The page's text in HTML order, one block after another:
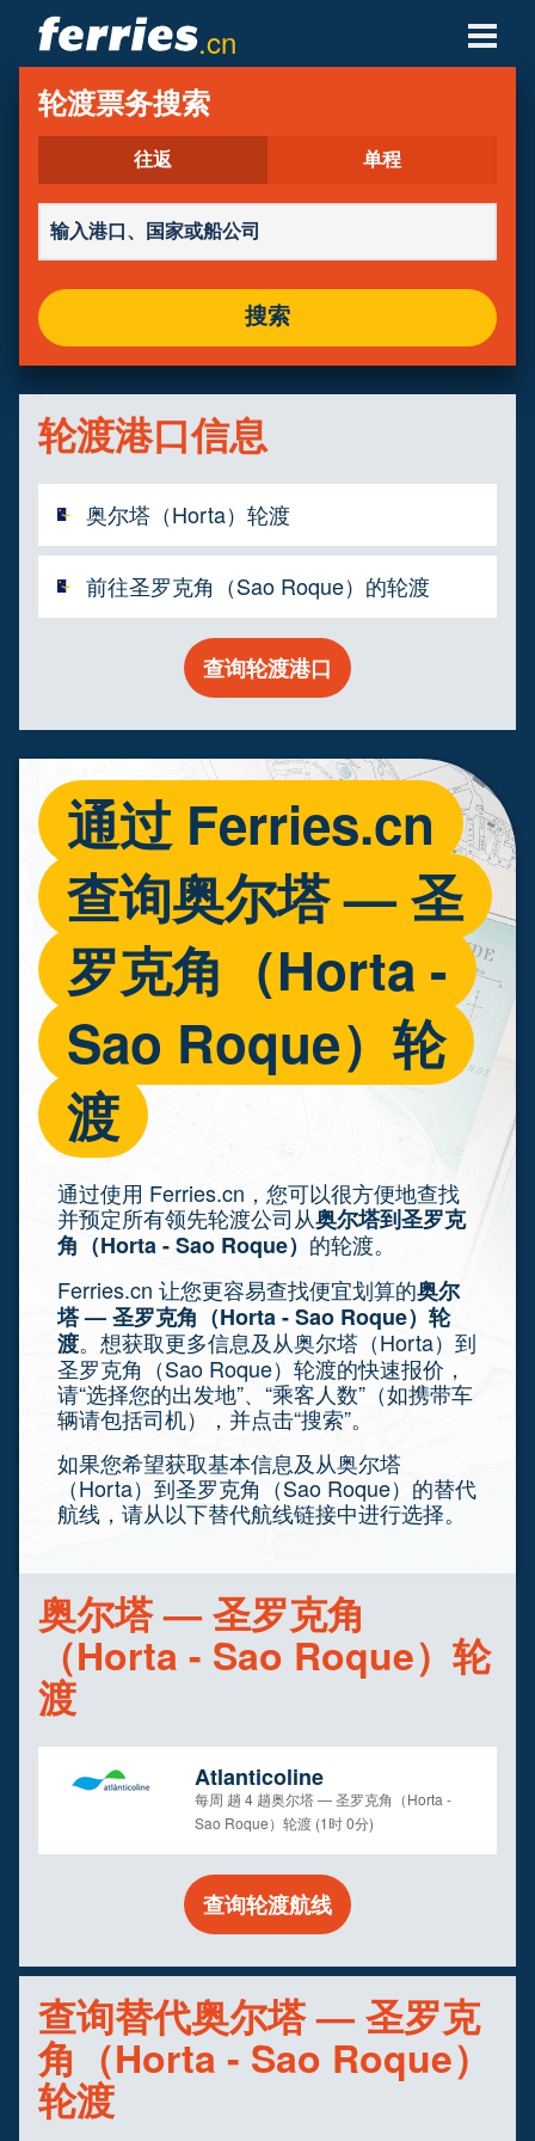
.cn
轮渡公司
轮渡目的地
轮渡航线
轮渡港口
管理预定
轮渡票务搜索
往返 单程
搜索
轮渡港口信息
奥尔塔（Horta）轮渡
前往圣罗克角（Sao Roque）的轮渡
查询轮渡港口
通过 Ferries.cn
查询奥尔塔 — 圣
罗克角（Horta -
Sao Roque）轮
渡
通过使用 Ferries.cn，您可以很方便地查找
并预定所有领先轮渡公司从奥尔塔到圣罗克
角（Horta - Sao Roque） 的轮渡。
Ferries.cn 让您更容易查找便宜划算的奥尔
塔 — 圣罗克角（Horta - Sao Roque）轮
渡。想获取更多信息及从奥尔塔（Horta）到
圣罗克角（Sao Roque）轮渡的快速报价，
请“选择您的出发地”、“乘客人数”（如携带车
辆请包括司机），并点击“搜索”。
如果您希望获取基本信息及从奥尔塔
（Horta）到圣罗克角（Sao Roque）的替代
航线，请从以下替代航线链接中进行选择。
奥尔塔 — 圣罗克角
（Horta - Sao Roque）轮
渡
Atlanticoline
每周 趟 4 趟奥尔塔 — 圣罗克角（Horta -
Sao Roque）轮渡 (1时 0分)
查询轮渡航线
查询替代奥尔塔 — 圣罗克
角（Horta - Sao Roque）
轮渡